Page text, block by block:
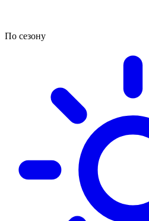
По сезону